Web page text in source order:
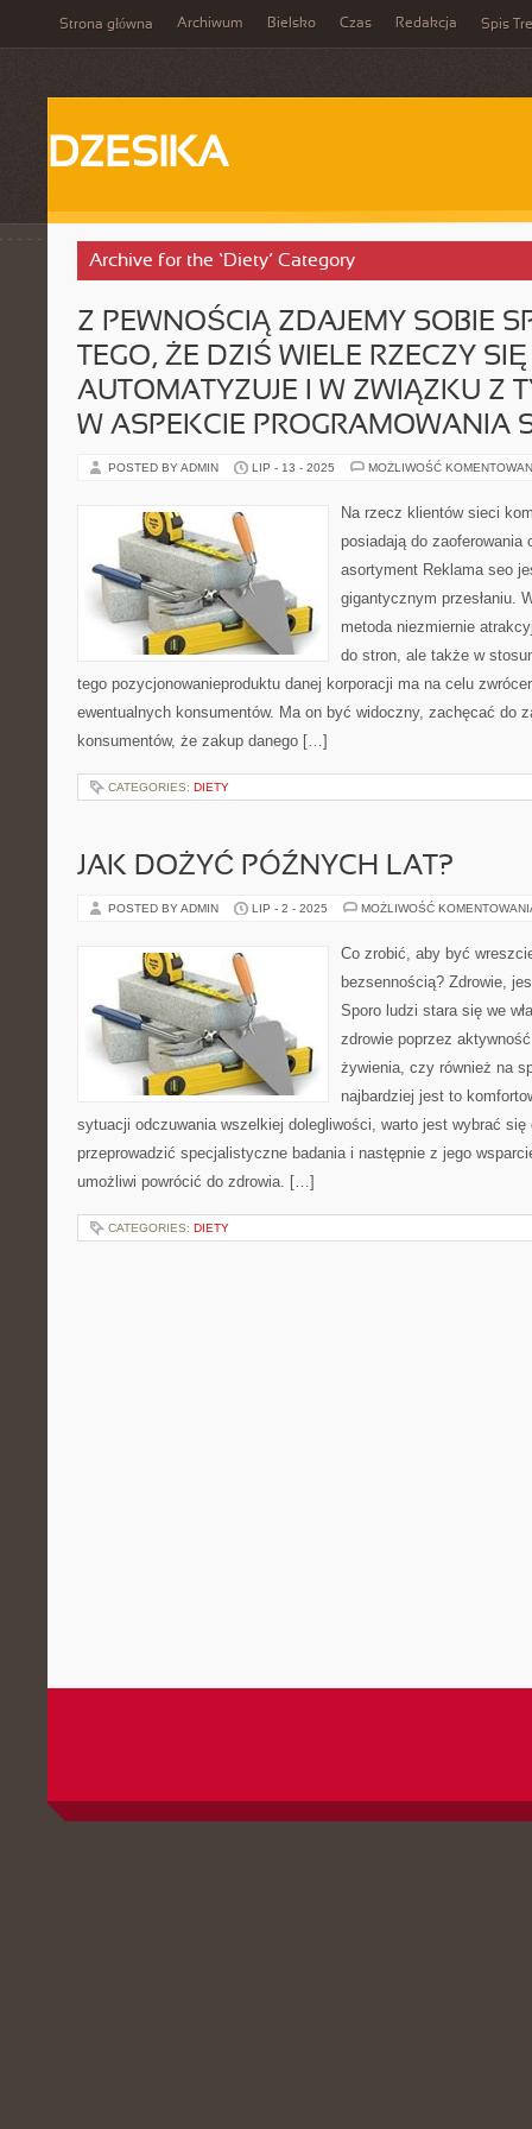
Strona główna Archiwum Bielsko Czas Redakcja Spis
DZESIKA
Archive for the ‘Diety’ Category
Z PEWNOŚCIĄ ZDAJEMY SOBIE
TEGO, ŻE DZIŚ WIELE RZECZY SIĘ
AUTOMATYZUJE I W ZWIĄZKU Z
W ASPEKCIE PROGRAMOWANIA
POSTED BY ADMIN LIP - 13 - 2025 MOŻLIWOŚĆ
Na rzecz klientów sieci
posiadają do
asortyment Reklama seo
gigantycznym przesłaniu.
metoda niezmiernie
do stron, ale także w
tego pozycjonowanieproduktu danej korporacji ma na celu
ewentualnych konsumentów. Ma on być widoczny, zachęcać do
konsumentów, że zakup danego […]
CATEGORIES: DIETY
JAK DOŻYĆ PÓŹNYCH LAT?
POSTED BY ADMIN LIP - 2 - 2025 MOŻLIWOŚĆ
Co zrobić, aby być
bezsennością? Zdrowie,
Sporo ludzi stara się we
zdrowie poprzez
żywienia, czy również na
najbardziej jest to
sytuacji odczuwania wszelkiej dolegliwości, warto jest wybrać
przeprowadzić specjalistyczne badania i następnie z jego
umożliwi powrócić do zdrowia. […]
CATEGORIES: DIETY